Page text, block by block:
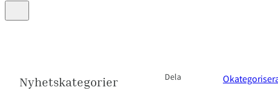
Nyhetskategorier Dela